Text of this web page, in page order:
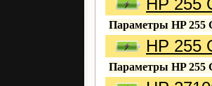
HP 255
Параметры HP 255
HP 255
Параметры HP 255